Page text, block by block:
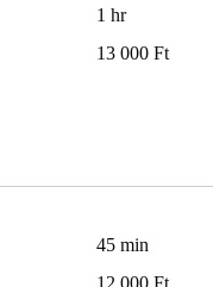
1 hr
magyar
13 000 Ft
45 min
magyar
12 000 Ft